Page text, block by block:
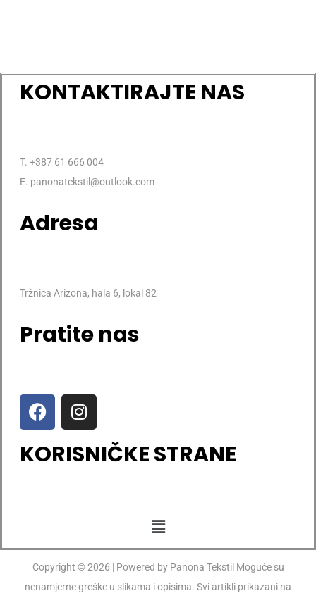
KONTAKTIRAJTE NAS
T. +387 61 666 004
E. panonatekstil@outlook.com
Adresa
Tržnica Arizona, hala 6, lokal 82
Pratite nas
KORISNIČKE STRANE
Copyright © 2026 | Powered by Panona Tekstil Moguće su
nenamjerne greške u slikama i opisima. Svi artikli prikazani na